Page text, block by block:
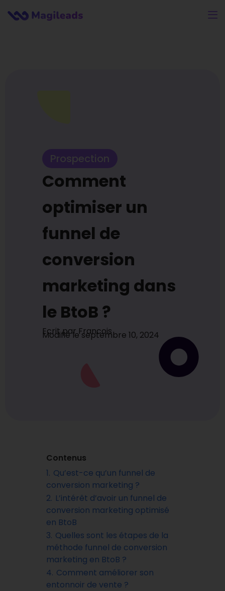
Prospection
Comment
optimiser un
funnel de
conversion
marketing dans
le BtoB ?
Ecrit parFrancois
Modifié le septembre 10, 2024
Contenus
1. Qu’est-ce qu’un funnel de
conversion marketing ?
2. L’intérêt d’avoir un funnel de
conversion marketing optimisé
en BtoB
3. Quelles sont les étapes de la
méthode funnel de conversion
marketing en BtoB ?
4. Comment améliorer son
entonnoir de vente ?